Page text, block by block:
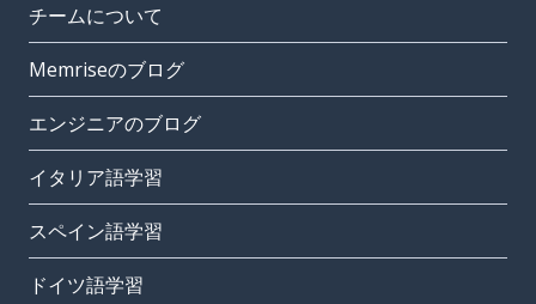
チームについて
Memriseのブログ
エンジニアのブログ
イタリア語学習
スペイン語学習
ドイツ語学習